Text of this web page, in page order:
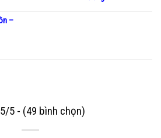
–
5/5 - (49 bình chọn)